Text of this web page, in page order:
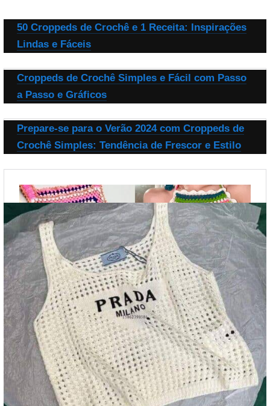
Reproduzir vídeo
50 Croppeds de Crochê e 1 Receita: Inspirações
Lindas e Fáceis
Croppeds de Crochê Simples e Fácil com Passo
a Passo e Gráficos
Prepare-se para o Verão 2024 com Croppeds de
Crochê Simples: Tendência de Frescor e Estilo